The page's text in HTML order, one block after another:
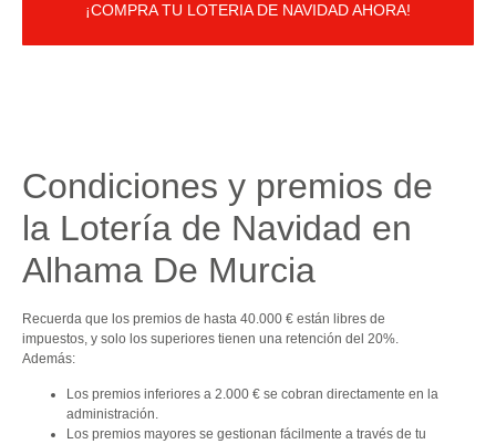
¡COMPRA TU LOTERIA DE NAVIDAD AHORA!
Condiciones y premios de
la Lotería de Navidad en
Alhama De Murcia
Recuerda que los premios de hasta 40.000 € están libres de
impuestos, y solo los superiores tienen una retención del 20%.
Además:
Los premios inferiores a 2.000 € se cobran directamente en la
administración.
Los premios mayores se gestionan fácilmente a través de tu